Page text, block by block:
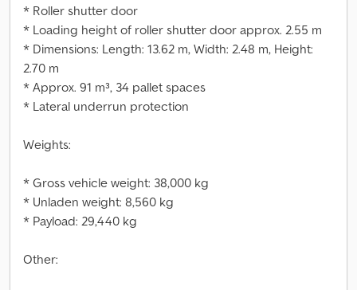
* Roller shutter door
* Loading height of roller shutter door approx. 2.55 m
* Dimensions: Length: 13.62 m, Width: 2.48 m, Height:
2.70 m
* Approx. 91 m³, 34 pallet spaces
* Lateral underrun protection
Weights:
* Gross vehicle weight: 38,000 kg
* Unladen weight: 8,560 kg
* Payload: 29,440 kg
Other: